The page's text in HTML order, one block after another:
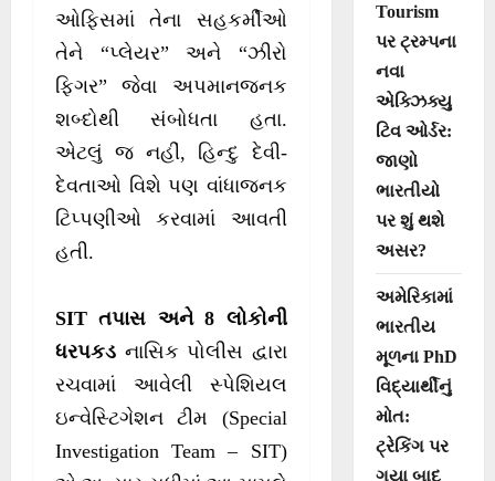
ઓફિસમાં તેના સહકર્મીઓ
તેને “પ્લેયર” અને “ઝીરો
ફિગર” જેવા અપમાનજનક
શબ્દોથી સંબોધતા હતા.
એટલું જ નહીં, હિન્દુ દેવી-
દેવતાઓ વિશે પણ વાંધાજનક
ટિપ્પણીઓ કરવામાં આવતી
હતી.
SIT તપાસ અને 8 લોકોની
ધરપકડ નાસિક પોલીસ દ્વારા
રચવામાં આવેલી સ્પેશિયલ
ઇન્વેસ્ટિગેશન ટીમ (Special
Investigation Team – SIT)
Tourism
પર ટ્રમ્પના
નવા
એક્ઝિક્યુ
ટિવ ઓર્ડર:
જાણો
ભારતીયો
પર શું થશે
અસર?
અમેરિકામાં
ભારતીય
મૂળના PhD
વિદ્યાર્થીનું
મોત:
ટ્રેકિંગ પર
ગયા બાદ